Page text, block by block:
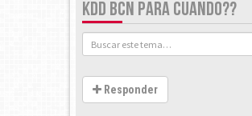
KDD BCN PARA CUANDO??
Responder